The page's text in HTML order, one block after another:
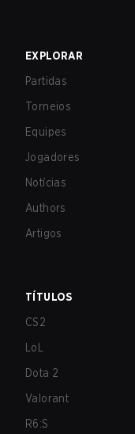
EXPLORAR
Partidas
Torneios
Equipes
Jogadores
Notícias
Authors
Artigos
TÍTULOS
CS2
LoL
Dota 2
Valorant
R6:S